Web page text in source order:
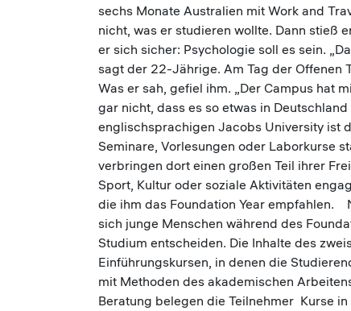
sechs Monate Australien mit Work and
nicht, was er studieren wollte. Dann stieß
er sich sicher: Psychologie soll es sein.
sagt der 22-Jährige. Am Tag der Offenen
Was er sah, gefiel ihm. „Der Campus hat
gar nicht, dass es so etwas in
englischsprachigen Jacobs University ist
Seminare, Vorlesungen oder Laborkurse
verbringen dort einen großen Teil ihrer
Sport, Kultur oder soziale Aktivitäten
die ihm das Foundation Year empfahlen.
sich junge Menschen während des
Studium entscheiden. Die Inhalte des
Einführungskursen, in denen die
mit Methoden des akademischen
Beratung belegen die Teilnehmer Kurse